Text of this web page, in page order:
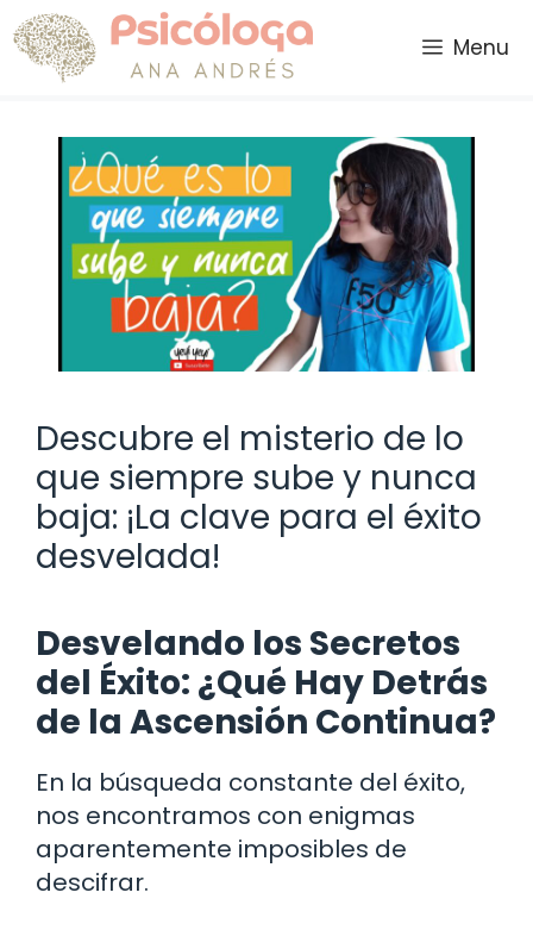
Saltar
al
contenido
Menu
Descubre el misterio de lo
que siempre sube y nunca
baja: ¡La clave para el éxito
desvelada!
Desvelando los Secretos
del Éxito: ¿Qué Hay Detrás
de la Ascensión Continua?
En la búsqueda constante del éxito,
nos encontramos con enigmas
aparentemente imposibles de
descifrar.